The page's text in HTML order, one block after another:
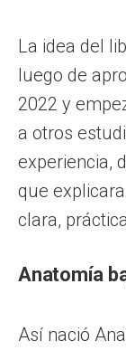
La idea del
luego de
2022 y
a otros
experiencia,
que
clara,
Anatomía
Así nació